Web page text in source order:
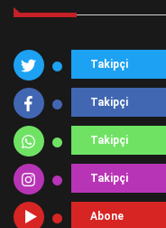
Takipçi
Takipçi
Takipçi
Takipçi
Abone